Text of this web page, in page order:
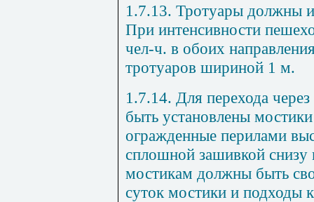
1.7.13. Тротуары должны
При интенсивности
чел-ч. в обоих
тротуаров шириной 1 м.
1.7.14. Для перехода
быть установлены
огражденные перилами
сплошной зашивкой
мостикам должны быть
суток мостики и подходы